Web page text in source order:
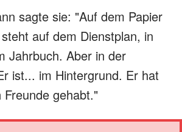
sagte sie: "Auf dem Papier
auf dem Dienstplan, in
Jahrbuch. Aber in der
ist... im Hintergrund. Er hat
gehabt."